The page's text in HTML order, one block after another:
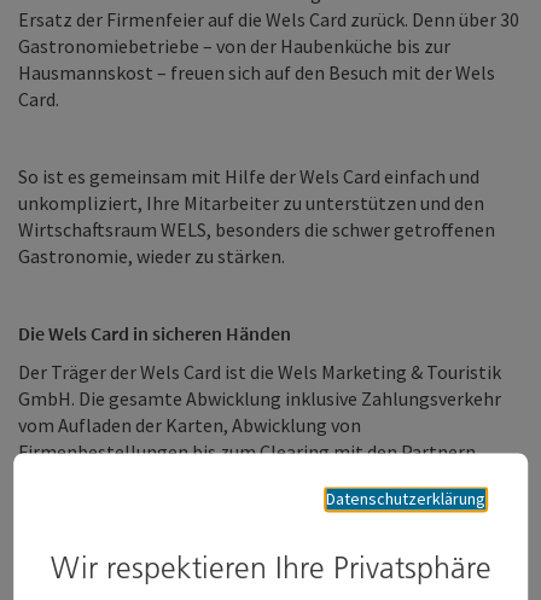
Ersatz der Firmenfeier auf die Wels Card zurück. Denn über 30
Gastronomiebetriebe – von der Haubenküche bis zur
Hausmannskost – freuen sich auf den Besuch mit der Wels
Card.
So ist es gemeinsam mit Hilfe der Wels Card einfach und
unkompliziert, Ihre Mitarbeiter zu unterstützen und den
Wirtschaftsraum WELS, besonders die schwer getroffenen
Gastronomie, wieder zu stärken.
Die Wels Card in sicheren Händen
Der Träger der Wels Card ist die Wels Marketing & Touristik
GmbH. Die gesamte Abwicklung inklusive Zahlungsverkehr
vom Aufladen der Karten, Abwicklung von
Firmenbestellungen bis zum Clearing mit den Partnern
STATEMENTS:
Datenschutzerklärung
Wir respektieren Ihre Privatsphäre